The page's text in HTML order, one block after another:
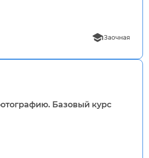
Заочная
Базовый курс